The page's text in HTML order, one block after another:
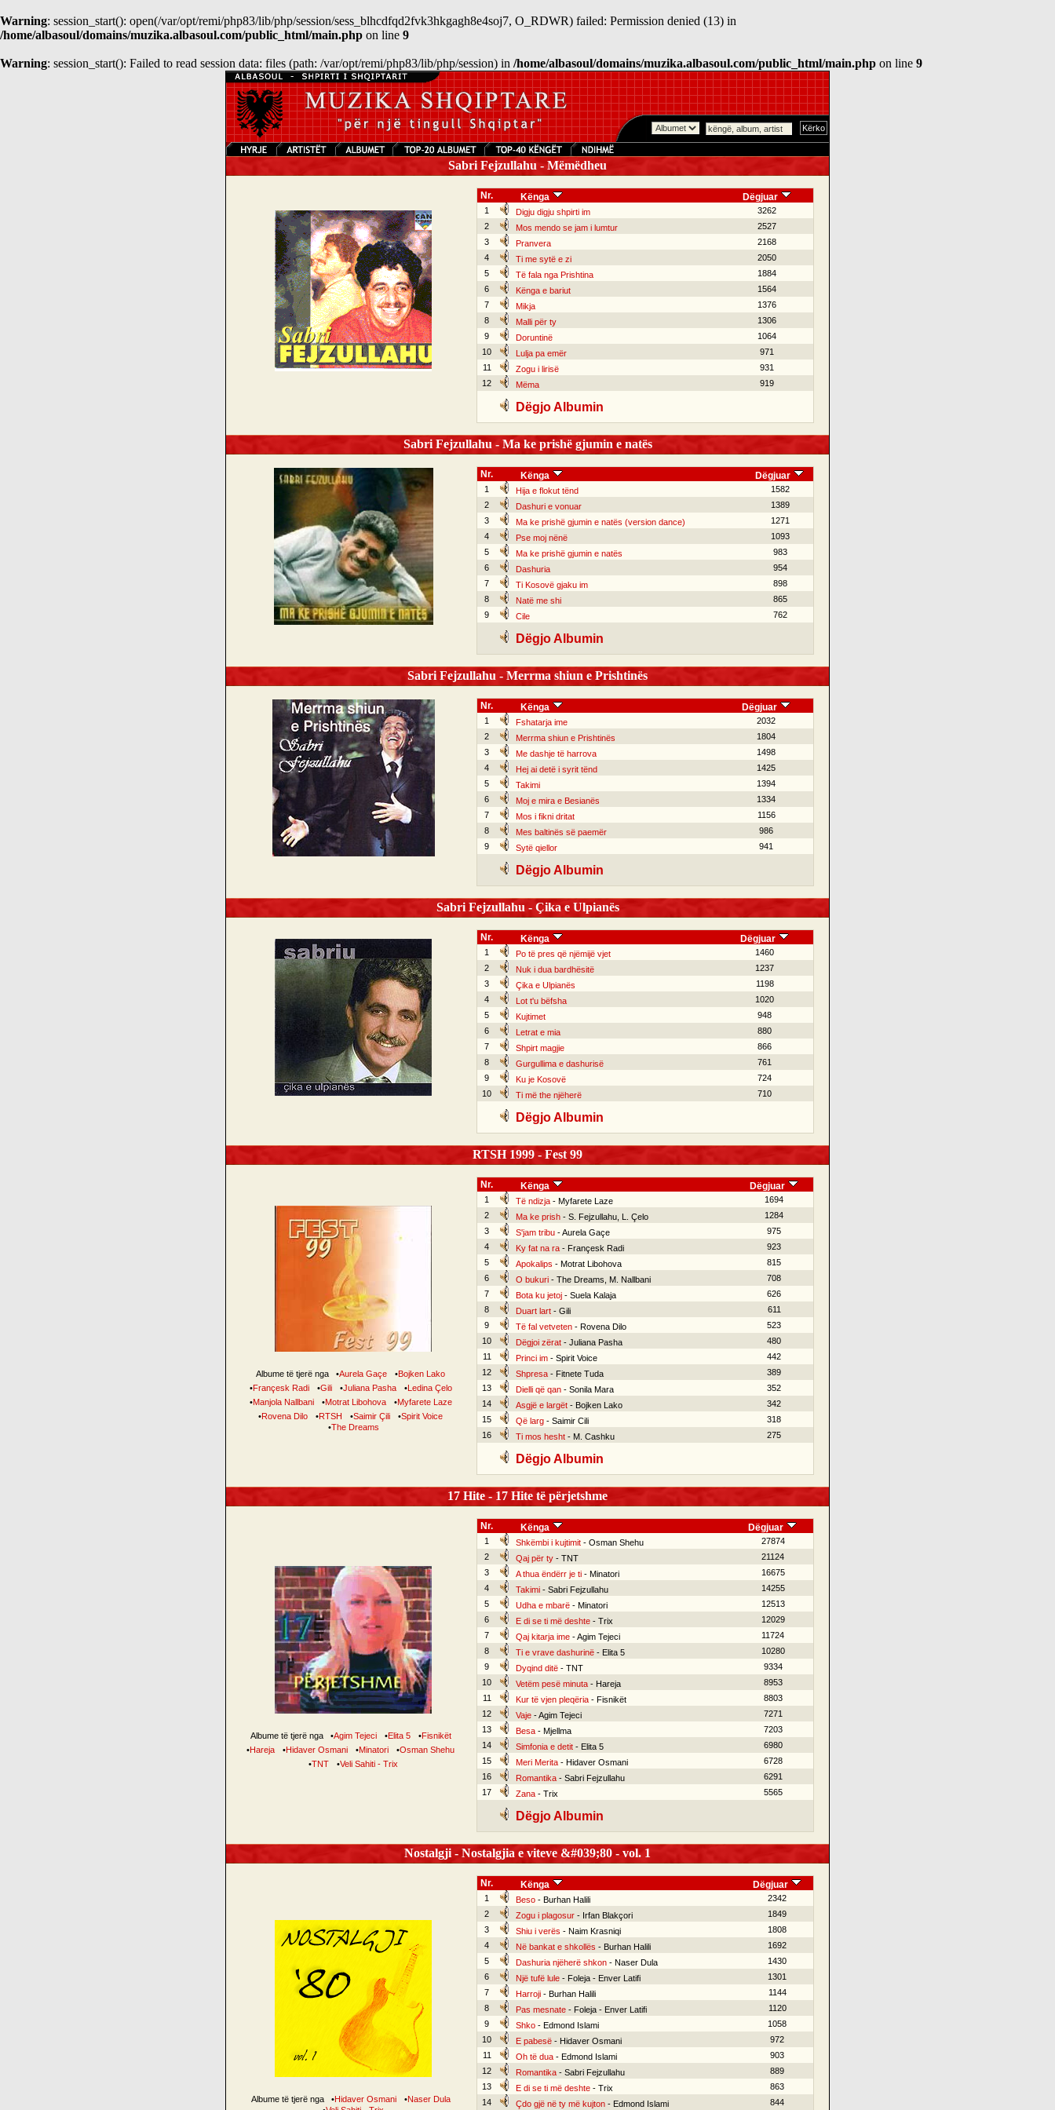
Warning: session_start(): open(/var/opt/remi/php83/lib/php/session/sess_blhcdfqd2fvk3hkgagh8e4soj7, O_RDWR) failed: Permission denied (13) in
/home/albasoul/domains/muzika.albasoul.com/public_html/main.php on line 9
Warning: session_start(): Failed to read session data: files (path: /var/opt/remi/php83/lib/php/session) in /home/albasoul/domains/muzika.albasoul.com/public_html/main.php on line 9
Sabri Fejzullahu - Mëmëdheu
Nr. Kënga Dëgjuar
1 Digju digju shpirti im
3262
2
Mos mendo se jam i lumtur
2527
3
Pranvera
2168
4
Ti me sytë e zi
2050
5
Të fala nga Prishtina
1884
6
Kënga e bariut
1564
7
Mikja
1376
8
Malli për ty
1306
9
Doruntinë
1064
10
Lulja pa emër
971
11
Zogu i lirisë
931
12
Mëma 919
Dëgjo Albumin
Sabri Fejzullahu - Ma ke prishë gjumin e natës
Nr. Kënga Dëgjuar
1 Hija e flokut tënd
1582
2
Dashuri e vonuar
1389
3
Ma ke prishë gjumin e natës (version dance)
1271
4
Pse moj nënë
1093
5
Ma ke prishë gjumin e natës
983
6
Dashuria
954
7
Ti Kosovë gjaku im
898
8
Natë me shi
865
9
Cile 762
Dëgjo Albumin
Sabri Fejzullahu - Merrma shiun e Prishtinës
Nr. Kënga Dëgjuar
1 Fshatarja ime
2032
2
Merrma shiun e Prishtinës
1804
3
Me dashje të harrova
1498
4
Hej ai detë i syrit tënd
1425
5
Takimi
1394
6
Moj e mira e Besianës
1334
7
Mos i fikni dritat
1156
8
Mes baltinës së paemër
986
9
Sytë qiellor 941
Dëgjo Albumin
Sabri Fejzullahu - Çika e Ulpianës
Nr. Kënga Dëgjuar
1 Po të pres që njëmijë vjet
1460
2
Nuk i dua bardhësitë
1237
3
Çika e Ulpianës
1198
4
Lot t'u bëfsha
1020
5
Kujtimet
948
6
Letrat e mia
880
7
Shpirt magjie
866
8
Gurgullima e dashurisë
761
9
Ku je Kosovë
724
10
Ti më the njëherë 710
Dëgjo Albumin
RTSH 1999 - Fest 99
Albume të tjerë nga •Aurela Gaçe •Bojken Lako
•Françesk Radi •Gili •Juliana Pasha •Ledina Çelo
•Manjola Nallbani •Motrat Libohova •Myfarete Laze
•Rovena Dilo •RTSH •Saimir Çili •Spirit Voice
•The Dreams
Nr. Kënga Dëgjuar
1 Të ndizja- Myfarete Laze
1694
2
Ma ke prish- S. Fejzullahu, L. Çelo
1284
3
S'jam tribu- Aurela Gaçe
975
4
Ky fat na ra- Françesk Radi
923
5
Apokalips - Motrat Libohova
815
6
O bukuri- The Dreams, M. Nallbani
708
7
Bota ku jetoj- Suela Kalaja
626
8
Duart lart- Gili
611
9
Të fal vetveten- Rovena Dilo
523
10
Dëgjoi zërat- Juliana Pasha
480
11
Princi im- Spirit Voice
442
12
Shpresa- Fitnete Tuda
389
13
Dielli që qan- Sonila Mara
352
14
Asgjë e largët- Bojken Lako
342
15
Që larg- Saimir Cili
318
16
Ti mos hesht- M. Cashku 275
Dëgjo Albumin
17 Hite - 17 Hite të përjetshme
Albume të tjerë nga •Agim Tejeci •Elita 5 •Fisnikët
•Hareja •Hidaver Osmani •Minatori •Osman Shehu
•TNT •Veli Sahiti - Trix
Nr. Kënga Dëgjuar
1 Shkëmbi i kujtimit- Osman Shehu
27874
2
Qaj për ty- TNT
21124
3
A thua ëndërr je ti- Minatori
16675
4
Takimi- Sabri Fejzullahu
14255
5
Udha e mbarë- Minatori
12513
6
E di se ti më deshte- Trix
12029
7
Qaj kitarja ime- Agim Tejeci
11724
8
Ti e vrave dashurinë- Elita 5
10280
9
Dyqind ditë- TNT
9334
10
Vetëm pesë minuta- Hareja
8953
11
Kur të vjen pleqëria- Fisnikët
8803
12
Vaje- Agim Tejeci
7271
13
Besa- Mjellma
7203
14
Simfonia e detit- Elita 5
6980
15
Meri Merita- Hidaver Osmani
6728
16
Romantika- Sabri Fejzullahu
6291
17
Zana- Trix 5565
Dëgjo Albumin
Nostalgji - Nostalgjia e viteve &#039;80 - vol. 1
Albume të tjerë nga •Hidaver Osmani •Naser Dula
Nr. Kënga Dëgjuar
1 Beso- Burhan Halili
2342
2
Zogu i plagosur- Irfan Blakçori
1849
3
Shiu i verës - Naim Krasniqi
1808
4
Në bankat e shkollës - Burhan Halili
1692
5
Dashuria njëherë shkon- Naser Dula
1430
6
Një tufë lule- Foleja - Enver Latifi
1301
7
Harroji- Burhan Halili
1144
8
Pas mesnate- Foleja - Enver Latifi
1120
9
Shko- Edmond Islami
1058
10
E pabesë- Hidaver Osmani
972
11
Oh të dua- Edmond Islami
903
12
Romantika- Sabri Fejzullahu
889
13
E di se ti më deshte- Trix
863
14
Çdo gjë në ty më kujton- Edmond Islami 844